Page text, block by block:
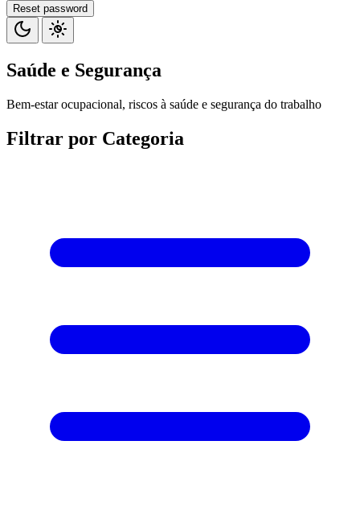
Reset password
Saúde e Segurança
Bem-estar ocupacional, riscos à saúde e segurança do trabalho
Filtrar por Categoria